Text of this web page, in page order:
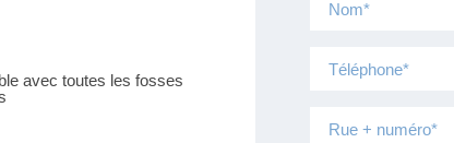
avec toutes les fosses